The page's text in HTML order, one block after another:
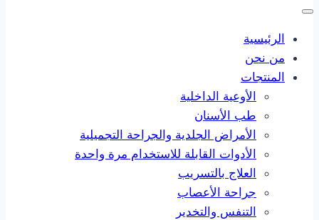
الرئيسية
من نحن
المنتجات
الأوعية الداخلية
طب الأسنان
الأمراض الجلدية والجراحة التجميلية
الأدوات القابلة للاستخدام مرة واحدة
العلاج بالتسريب
جراحة الأعصاب
التنفس والتخدير